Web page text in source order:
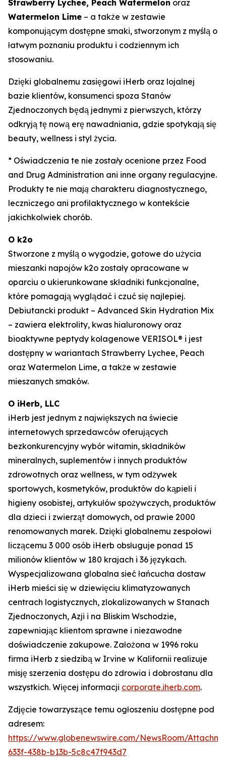
Strawberry Lychee, Peach Watermelon oraz
Watermelon Lime – a także w zestawie
komponującym dostępne smaki, stworzonym z myślą o
łatwym poznaniu produktu i codziennym ich
stosowaniu.
Dzięki globalnemu zasięgowi iHerb oraz lojalnej
bazie klientów, konsumenci spoza Stanów
Zjednoczonych będą jednymi z pierwszych, którzy
odkryją tę nową erę nawadniania, gdzie spotykają się
beauty, wellness i styl życia.
* Oświadczenia te nie zostały ocenione przez Food
and Drug Administration ani inne organy regulacyjne.
Produkty te nie mają charakteru diagnostycznego,
leczniczego ani profilaktycznego w kontekście
jakichkolwiek chorób.
O k2o
Stworzone z myślą o wygodzie, gotowe do użycia
mieszanki napojów k2o zostały opracowane w
oparciu o ukierunkowane składniki funkcjonalne,
które pomagają wyglądać i czuć się najlepiej.
Debiutancki produkt – Advanced Skin Hydration Mix
– zawiera elektrolity, kwas hialuronowy oraz
bioaktywne peptydy kolagenowe VERISOL® i jest
dostępny w wariantach Strawberry Lychee, Peach
oraz Watermelon Lime, a także w zestawie
mieszanych smaków.
O iHerb, LLC
iHerb jest jednym z największych na świecie
internetowych sprzedawców oferujących
bezkonkurencyjny wybór witamin, składników
mineralnych, suplementów i innych produktów
zdrowotnych oraz wellness, w tym odżywek
sportowych, kosmetyków, produktów do kąpieli i
higieny osobistej, artykułów spożywczych, produktów
dla dzieci i zwierząt domowych, od prawie 2000
renomowanych marek. Dzięki globalnemu zespołowi
liczącemu 3 000 osób iHerb obsługuje ponad 15
milionów klientów w 180 krajach i 36 językach.
Wyspecjalizowana globalna sieć łańcucha dostaw
iHerb mieści się w dziewięciu klimatyzowanych
centrach logistycznych, zlokalizowanych w Stanach
Zjednoczonych, Azji i na Bliskim Wschodzie,
zapewniając klientom sprawne i niezawodne
doświadczenie zakupowe. Założona w 1996 roku
firma iHerb z siedzibą w Irvine w Kalifornii realizuje
misję szerzenia dostępu do zdrowia i dobrostanu dla
wszystkich. Więcej informacji corporate.iherb.com.
Zdjęcie towarzyszące temu ogłoszeniu dostępne pod
adresem:
https://www.globenewswire.com/NewsRoom/
633f-438b-b13b-5c8c47f943d7